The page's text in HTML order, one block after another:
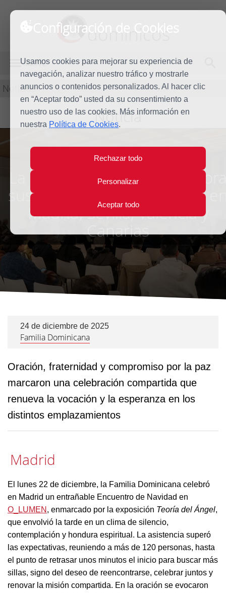
Configuración de Cookies
Usamos cookies para mejorar su experiencia de
navegación, analizar nuestro tráfico y mostrarle
anuncios o contenidos personalizados. Al hacer clic
en “Aceptar todo” usted da su consentimiento a
nuestro uso de las cookies. Más información en
nuestra Política de Cookies.
Rechazar todo
Personalizar
Aceptar todo
dominicos
MENÚ
Noticias
Noticia
La Familia Dominicana
sus encuentros de Navidad
Madrid, Sevilla, Valencia y
Canarias
24 de diciembre de 2025
Familia Dominicana
Oración, fraternidad y compromiso por la paz
marcaron una celebración compartida que
renueva la vocación y la esperanza en los
distintos emplazamientos
Madrid
El lunes 22 de diciembre, la Familia Dominicana celebró
en Madrid un entrañable Encuentro de Navidad en
O_LUMEN , enmarcado por la exposición Teoría del Ángel,
que envolvió la tarde en un clima de silencio,
contemplación y hondura espiritual. La asistencia superó
las expectativas, reuniendo a más de 120 personas, hasta
el punto de retrasar unos minutos el inicio para buscar más
sillas, signo del deseo de reencontrarse, celebrar juntos y
renovar la misión compartida. En la oración se evocaron